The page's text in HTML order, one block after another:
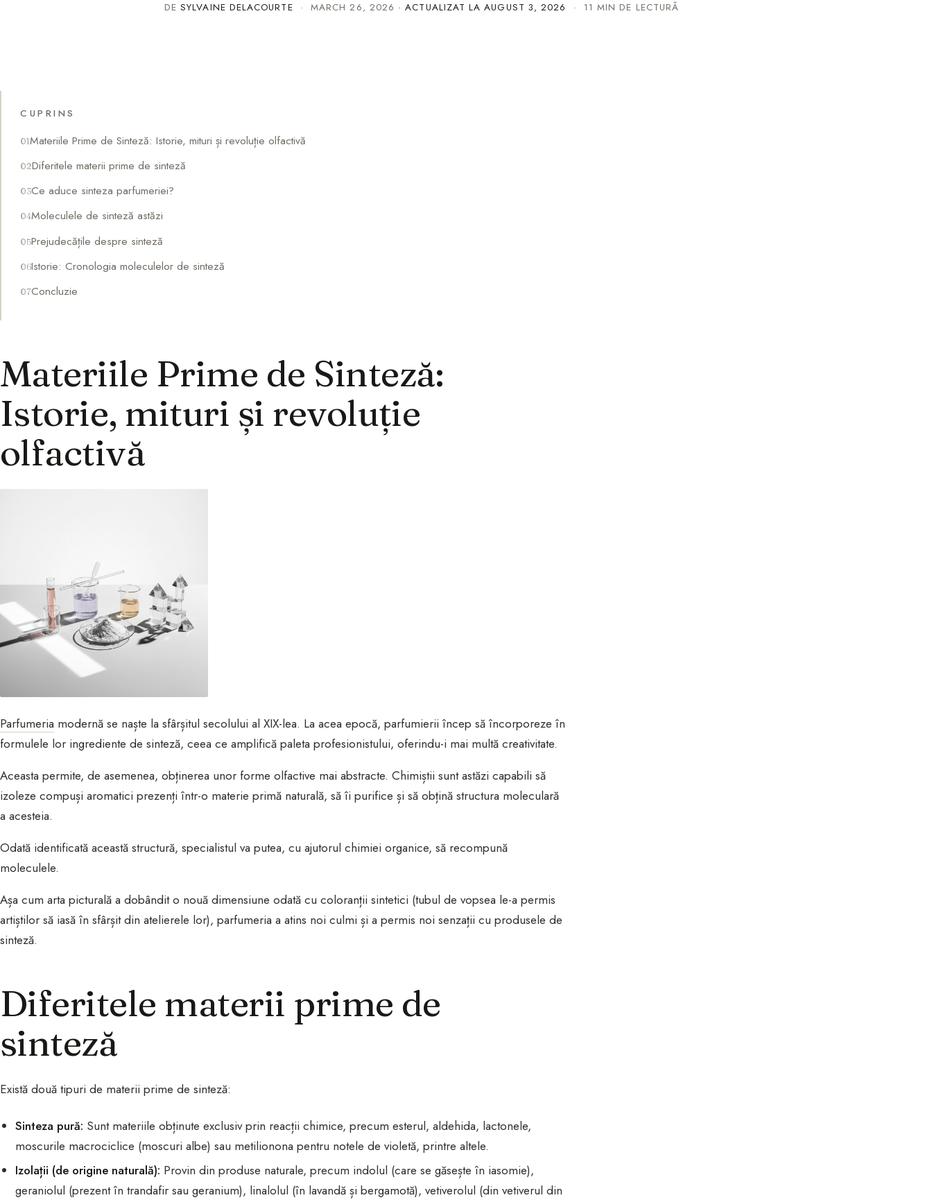
DESYLVAINE DELACOURTE · MARCH 26, 2026 · ACTUALIZAT LAAUGUST 3, 2026 · 11 MIN DE LECTURĂ
CUPRINS
Materiile Prime de Sinteză: Istorie, mituri și revoluție olfactivă
Diferitele materii prime de sinteză
Ce aduce sinteza parfumeriei?
Moleculele de sinteză astăzi
Prejudecățile despre sinteză
Istorie: Cronologia moleculelor de sinteză
Concluzie
Materiile Prime de Sinteză:
Istorie, mituri și revoluție
olfactivă
Parfumeria modernă se naște la sfârșitul secolului al XIX-lea. La acea epocă, parfumierii încep să încorporeze în
formulele lor ingrediente de sinteză, ceea ce amplifică paleta profesionistului, oferindu-i mai multă creativitate.
Aceasta permite, de asemenea, obținerea unor forme olfactive mai abstracte. Chimiștii sunt astăzi capabili să
izoleze compuși aromatici prezenți într-o materie primă naturală, să îi purifice și să obțină structura moleculară
a acesteia.
Odată identificată această structură, specialistul va putea, cu ajutorul chimiei organice, să recompună
moleculele.
Așa cum arta picturală a dobândit o nouă dimensiune odată cu coloranții sintetici (tubul de vopsea le-a permis
artiștilor să iasă în sfârșit din atelierele lor), parfumeria a atins noi culmi și a permis noi senzații cu produsele de
sinteză.
Diferitele materii prime de
sinteză
Există două tipuri de materii prime de sinteză:
Sinteza pură: Sunt materiile obținute exclusiv prin reacții chimice, precum esterul, aldehida, lactonele,
moscurile macrociclice (moscuri albe) sau metilionona pentru notele de violetă, printre altele.
Izolații (de origine naturală): Provin din produse naturale, precum indolul (care se găsește în iasomie),
geraniolul (prezent în trandafir sau geranium), linalolul (în lavandă și bergamotă), vetiverolul (din vetiverul din